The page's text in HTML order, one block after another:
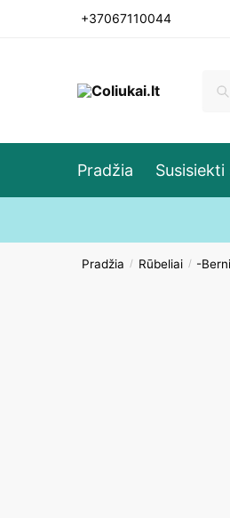
+37067110044
Pradžia Susisiekti
Pradžia / Rūbeliai / -